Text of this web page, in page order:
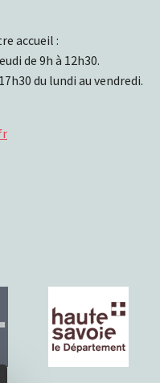
accueil :
de 9h à 12h30.
du lundi au vendredi.